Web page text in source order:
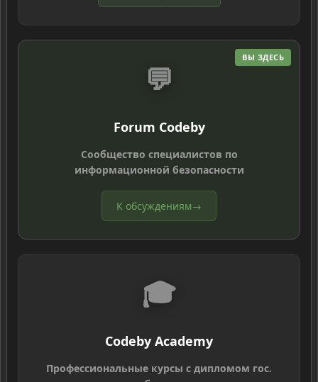
ВЫ ЗДЕСЬ
💬
Forum Codeby
Сообщество специалистов по
информационной безопасности
К обсуждениям→
🎓
Codeby Academy
Профессиональные курсы с дипломом гос.